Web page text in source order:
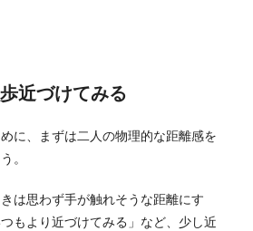
近づけてみる
に、まずは二人の物理的な距離感を
。
は思わず手が触れそうな距離にす
もより近づけてみる」など、少し近